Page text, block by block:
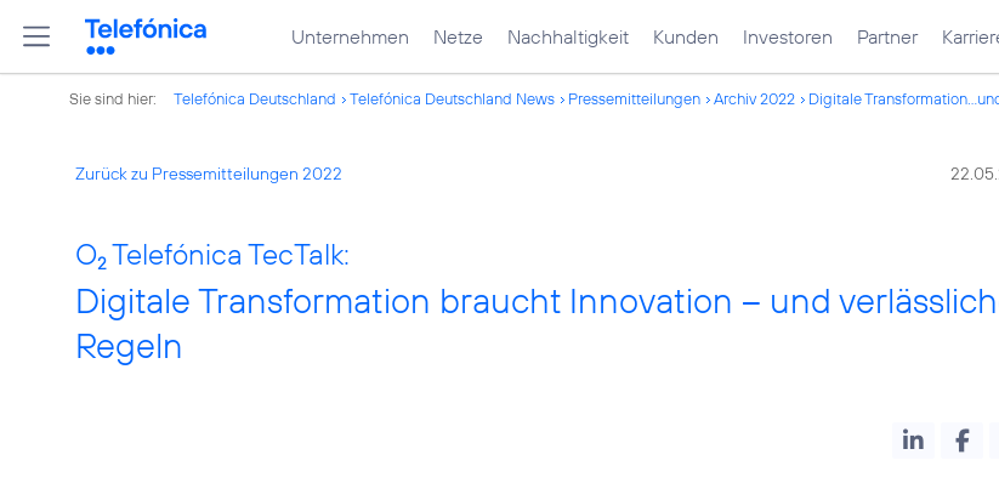
Unternehmen Netze Nachhaltigkeit Kunden Investoren Partner
Sie sind hier: Telefónica Deutschland Telefónica Deutschland News Pressemitteilungen Archiv 2022 Digitale
Zurück zu Pressemitteilungen 2022
O2 Telefónica TecTalk:
Digitale Transformation braucht Innovation – und
Regeln